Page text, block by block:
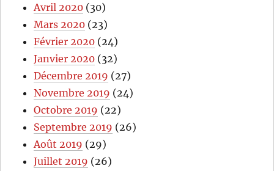
Avril 2020 (30)
Mars 2020 (23)
Février 2020 (24)
Janvier 2020 (32)
Décembre 2019 (27)
Novembre 2019 (24)
Octobre 2019 (22)
Septembre 2019 (26)
Août 2019 (29)
Juillet 2019 (26)